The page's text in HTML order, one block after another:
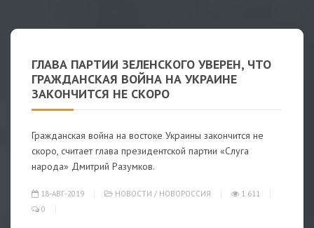
ГЛАВА ПАРТИИ ЗЕЛЕНСКОГО УВЕРЕН, ЧТО
ГРАЖДАНСКАЯ ВОЙНА НА УКРАИНЕ
ЗАКОНЧИТСЯ НЕ СКОРО
Гражданская война на востоке Украины закончится не
скоро, считает глава президентской партии «Слуга
народа» Дмитрий Разумков.
18-АВГ-2019 НОВОСТИ / НОВОРОССИЯ
1 611
0